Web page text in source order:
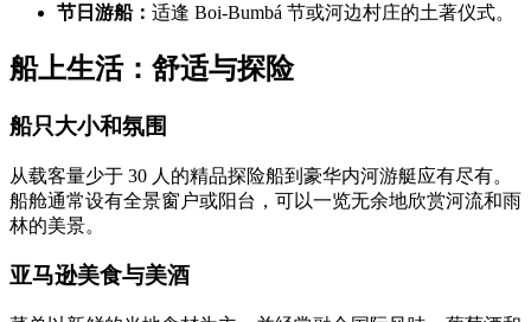
节日游船： 适逢 Boi-Bumbá 节或河边村庄的土著仪式。
船上生活：舒适与探险
船只大小和氛围
从载客量少于 30 人的精品探险船到豪华内河游艇应有尽有。
船舱通常设有全景窗户或阳台，可以一览无余地欣赏河流和雨
林的美景。
亚马逊美食与美酒